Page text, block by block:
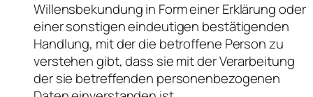
Willensbekundung in Form einer Erklärung oder
einer sonstigen eindeutigen bestätigenden
Handlung, mit der die betroffene Person zu
verstehen gibt, dass sie mit der Verarbeitung
der sie betreffenden personenbezogenen